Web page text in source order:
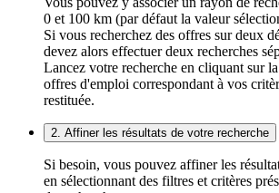
0 et 100 km (par défaut la valeur
Si vous recherchez des offres sur deux
devez alors effectuer deux recherches
Lancez votre recherche en cliquant sur
offres d'emploi correspondant à vos
restituée.
2. Affiner les résultats de votre recherche
Si besoin, vous pouvez affiner les
en sélectionnant des filtres et critères